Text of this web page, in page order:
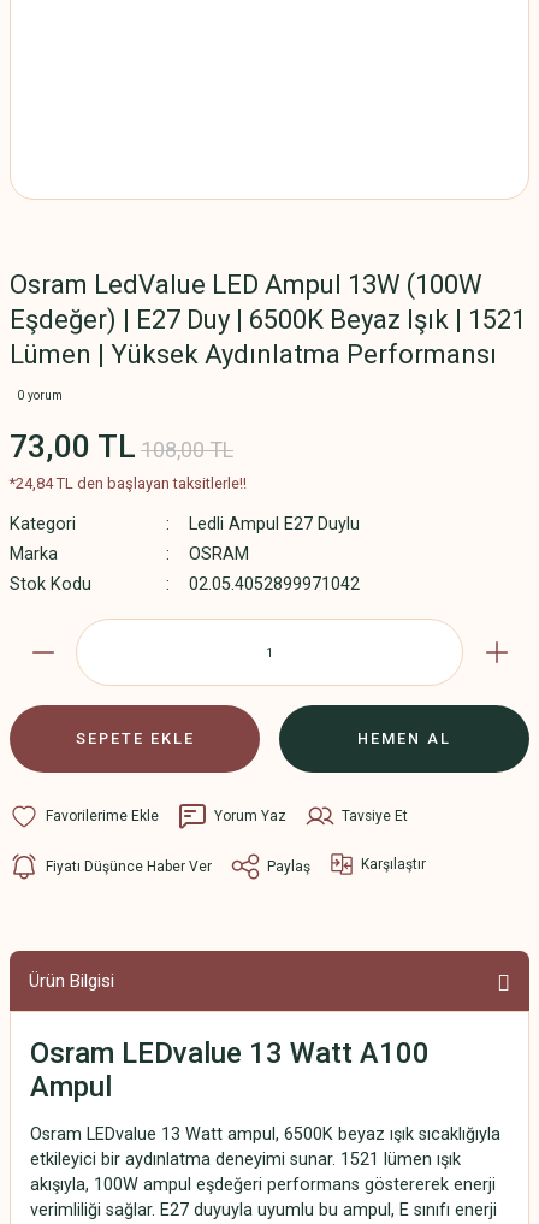
Osram LedValue LED Ampul 13W (100W
Eşdeğer) | E27 Duy | 6500K Beyaz Işık | 1521
Lümen | Yüksek Aydınlatma Performansı
0 yorum
73,00 TL 108,00 TL
*24,84 TL den başlayan taksitlerle!!
Kategori
Ledli Ampul E27 Duylu
Marka
OSRAM
Stok Kodu
02.05.4052899971042
SEPETE EKLE HEMEN AL
Yorum Yaz Tavsiye Et
Fiyatı Düşünce Haber Ver Paylaş Karşılaştır
Ürün Bilgisi
Osram LEDvalue 13 Watt A100
Ampul
Osram LEDvalue 13 Watt ampul, 6500K beyaz ışık sıcaklığıyla
etkileyici bir aydınlatma deneyimi sunar. 1521 lümen ışık
akışıyla, 100W ampul eşdeğeri performans göstererek enerji
verimliliği sağlar. E27 duyuyla uyumlu bu ampul, E sınıfı enerji